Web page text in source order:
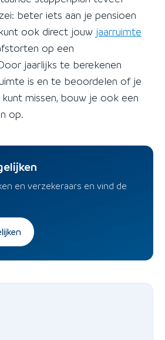
beter iets aan je pensioen
ook direct jouw jaarruimte
op een
jaarlijks te berekenen
is en te beoordelen of je
missen, bouw je ook een
op.
en verzekeraars en vind de